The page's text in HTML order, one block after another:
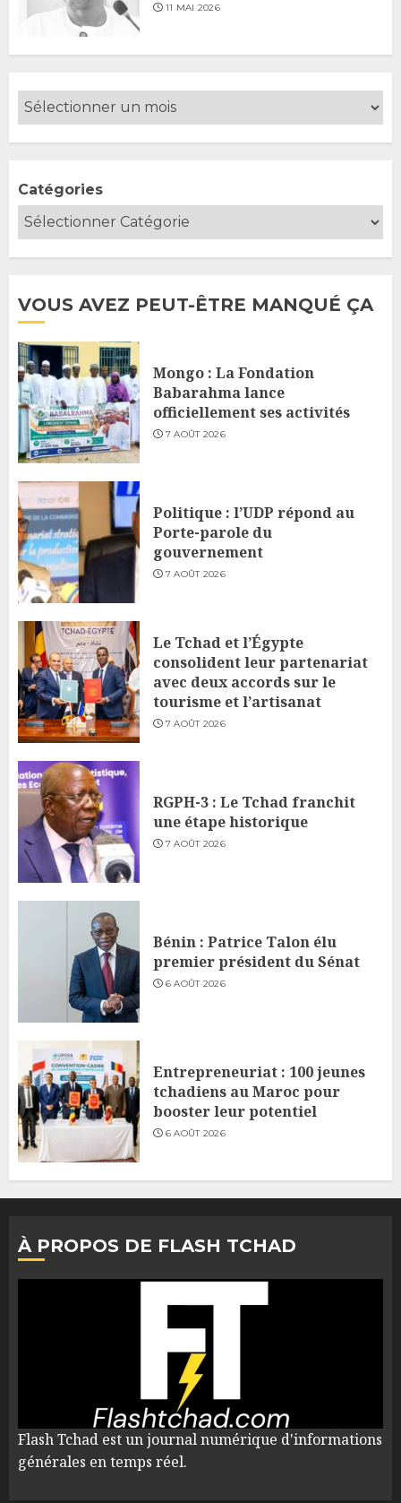
11 MAI 2026
Catégories
VOUS AVEZ PEUT-ÊTRE MANQUÉ ÇA
Mongo : La Fondation
Babarahma lance
officiellement ses activités
7 AOÛT 2026
Politique : l’UDP répond au
Porte-parole du
gouvernement
7 AOÛT 2026
Le Tchad et l’Égypte
consolident leur partenariat
avec deux accords sur le
tourisme et l’artisanat
7 AOÛT 2026
RGPH-3 : Le Tchad franchit
une étape historique
7 AOÛT 2026
Bénin : Patrice Talon élu
premier président du Sénat
6 AOÛT 2026
Entrepreneuriat : 100 jeunes
tchadiens au Maroc pour
booster leur potentiel
6 AOÛT 2026
À PROPOS DE FLASH TCHAD
Flash Tchad est un journal numérique d'informations
générales en temps réel.